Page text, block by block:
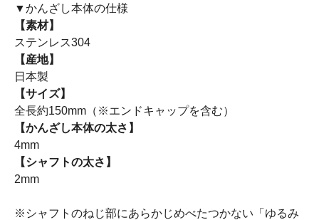
▼かんざし本体の仕様
【素材】
ステンレス304
【産地】
日本製
【サイズ】
全長約150mm（※エンドキャップを含む）
【かんざし本体の太さ】
4mm
【シャフトの太さ】
2mm
※シャフトのねじ部にあらかじめべたつかない「ゆるみ